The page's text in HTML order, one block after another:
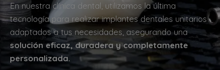
En nuestra clínica dental, utilizamos la última
tecnología para realizar implantes dentales unitarios
adaptados a tus necesidades, asegurando una
solución eficaz, duradera y completamente
personalizada.